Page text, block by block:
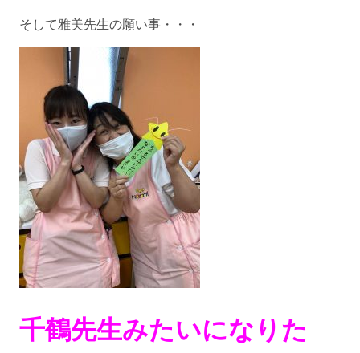
そして雅美先生の願い事・・・
千鶴先生みたいになりた